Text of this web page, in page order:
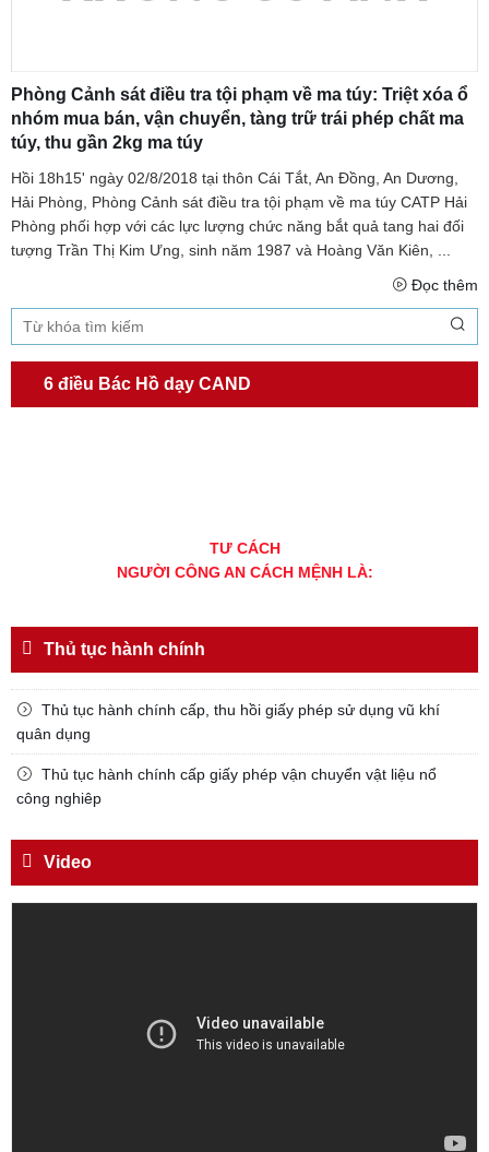
Phòng Cảnh sát điều tra tội phạm về ma túy: Triệt xóa ổ
nhóm mua bán, vận chuyển, tàng trữ trái phép chất ma
túy, thu gần 2kg ma túy
Hồi 18h15' ngày 02/8/2018 tại thôn Cái Tắt, An Đồng, An Dương,
Hải Phòng, Phòng Cảnh sát điều tra tội phạm về ma túy CATP Hải
Phòng phối hợp với các lực lượng chức năng bắt quả tang hai đối
tượng Trần Thị Kim Ưng, sinh năm 1987 và Hoàng Văn Kiên, ...
Đọc thêm
6 điều Bác Hồ dạy CAND
TƯ CÁCH
NGƯỜI CÔNG AN CÁCH MỆNH LÀ:
Đối với đồng sự, phải
TẬN TỤY
gửi Công an Khu XII,
ngày 11 tháng 3 năm 1948.
Thủ tục hành chính
Thủ tục hành chính cấp, thu hồi giấy phép sử dụng vũ khí
quân dụng
Thủ tục hành chính cấp giấy phép vận chuyển vật liệu nổ
công nghiêp
Video